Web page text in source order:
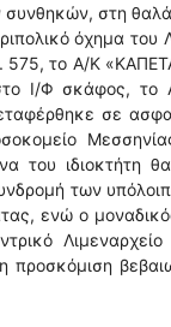
στη
όχημα του
575, το Α/Κ
Ι/Φ σκάφος, το
σε
ιδιοκτήτη θα
των
ενώ ο